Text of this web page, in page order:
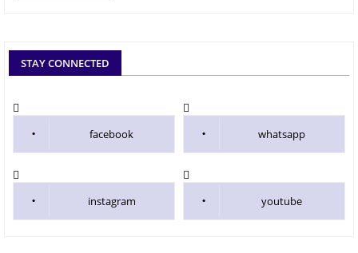
STAY CONNECTED
facebook whatsapp
instagram youtube